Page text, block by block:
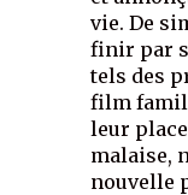
vie. De
finir par
tels des
film
leur
malaise,
nouvelle